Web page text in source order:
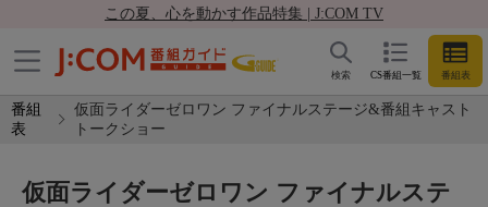
この夏、心を動かす作品特集 | J:COM TV
CS番組一覧 番組表
検索
番組
表
仮面ライダーゼロワン ファイナルステージ&番組キャスト
トークショー
仮面ライダーゼロワン ファイナルステ